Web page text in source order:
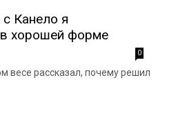
Канело я
хорошей форме
0
весе рассказал, почему решил